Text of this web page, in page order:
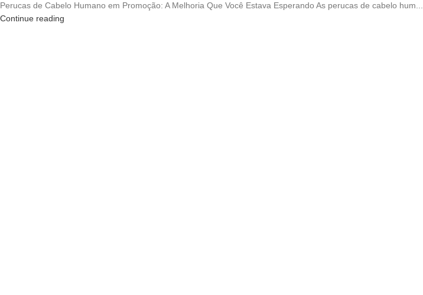
Perucas de Cabelo Humano em Promoção: A Melhoria Que Você Estava Esperando As perucas de cabelo hum...
Continue reading